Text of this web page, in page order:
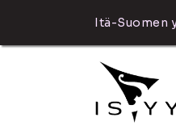
Itä-Suomen